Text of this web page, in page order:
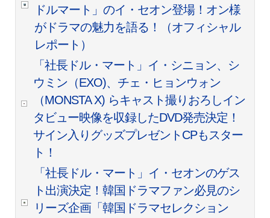
ドルマート」のイ・セオン登場！オン様
がドラマの魅力を語る！（オフィシャル
レポート）
「社長ドル・マート」イ・シニョン、シ
ウミン（EXO)、チェ・ヒョンウォン
（MONSTA X) らキャスト撮りおろしイン
タビュー映像を収録したDVD発売決定！
サイン入りグッズプレゼントCPもスター
ト！
「社長ドル・マート」イ・セオンのゲス
ト出演決定！韓国ドラマファン必見のシ
リーズ企画「韓国ドラマセレクション